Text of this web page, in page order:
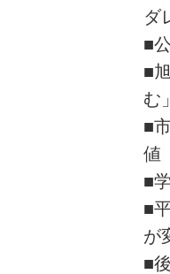
ダ
■
■
む
■
値
■
■
が
■